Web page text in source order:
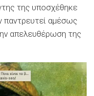
της υποσχέθηκε
αμέσως
απελευθέρωση της